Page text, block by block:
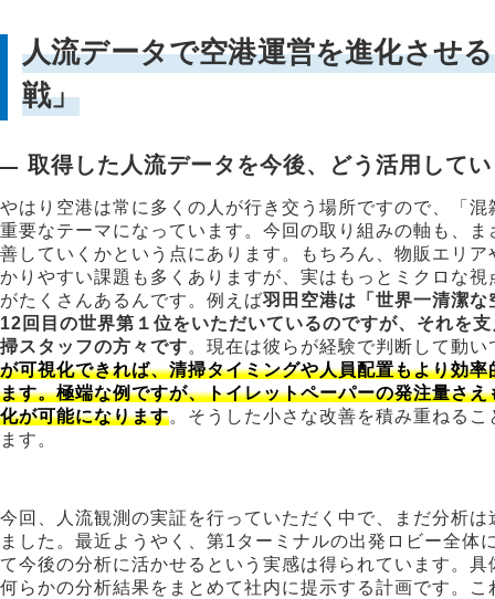
人流データで空港運営を進化させ
戦」
取得した人流データを今後、どう活用して
やはり空港は常に多くの人が行き交う場所ですので、「
重要なテーマになっています。今回の取り組みの軸も、
善していくかという点にあります。もちろん、物販エリ
かりやすい課題も多くありますが、実はもっとミクロな
がたくさんあるんです。例えば羽田空港は「世界一清潔
12回目の世界第１位をいただいているのですが、それを
掃スタッフの方々です。現在は彼らが経験で判断して動い
が可視化できれば、清掃タイミングや人員配置もより効
ます。極端な例ですが、トイレットペーパーの発注量さ
化が可能になります。そうした小さな改善を積み重ねる
ます。
今回、人流観測の実証を行っていただく中で、まだ分析
ました。最近ようやく、第1ターミナルの出発ロビー全
て今後の分析に活かせるという実感は得られています。
何らかの分析結果をまとめて社内に提示する計画です。